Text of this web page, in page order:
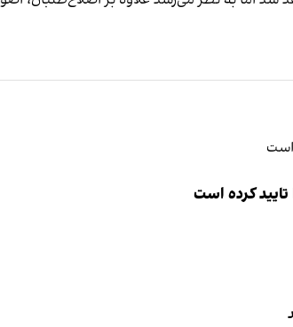
کرده است